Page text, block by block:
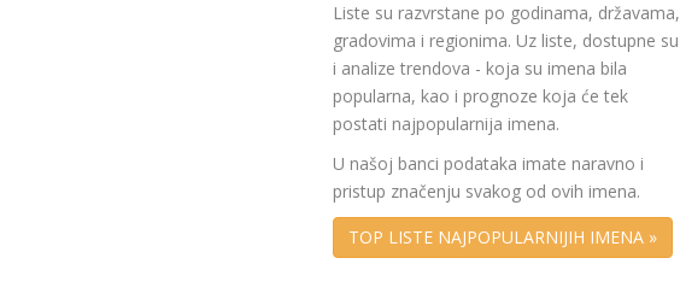
Liste su razvrstane po godinama, državama,
gradovima i regionima. Uz liste, dostupne su
i analize trendova - koja su imena bila
popularna, kao i prognoze koja će tek
postati najpopularnija imena.
U našoj banci podataka imate naravno i
pristup značenju svakog od ovih imena.
TOP LISTE NAJPOPULARNIJIH IMENA »